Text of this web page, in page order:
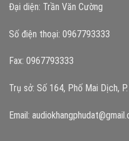
Đại diện: Trần Văn Cường
Số điện thoại: 0967793333
Fax: 0967793333
Trụ sở: Số 164, Phố Mai Dịch,
Email: